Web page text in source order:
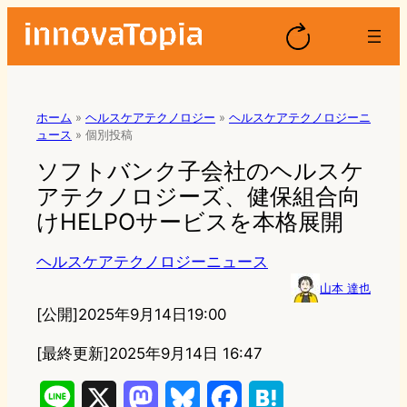
ホーム » ヘルスケアテクノロジー » ヘルスケアテクノロジーニ
ュース » 個別投稿
ソフトバンク子会社のヘルスケ
アテクノロジーズ、健保組合向
けHELPOサービスを本格展開
ヘルスケアテクノロジーニュース
山本 達也
[公開]2025年9月14日19:00
[最終更新]2025年9月14日 16:47